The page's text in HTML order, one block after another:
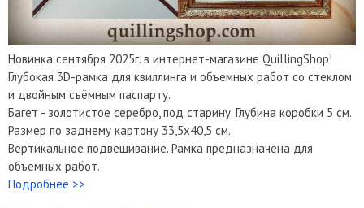
Новинка сентября 2025г. в интернет-магазине QuillingShop!
Глубокая 3D-рамка для квиллинга и объемных работ со стеклом
и двойным съёмным паспарту.
Багет - золотистое серебро, под старину. Глубина коробки 5 см.
Размер по заднему картону 33,5х40,5 см.
Вертикальное подвешивание. Рамка предназначена для
объемных работ.
Подробнее >>